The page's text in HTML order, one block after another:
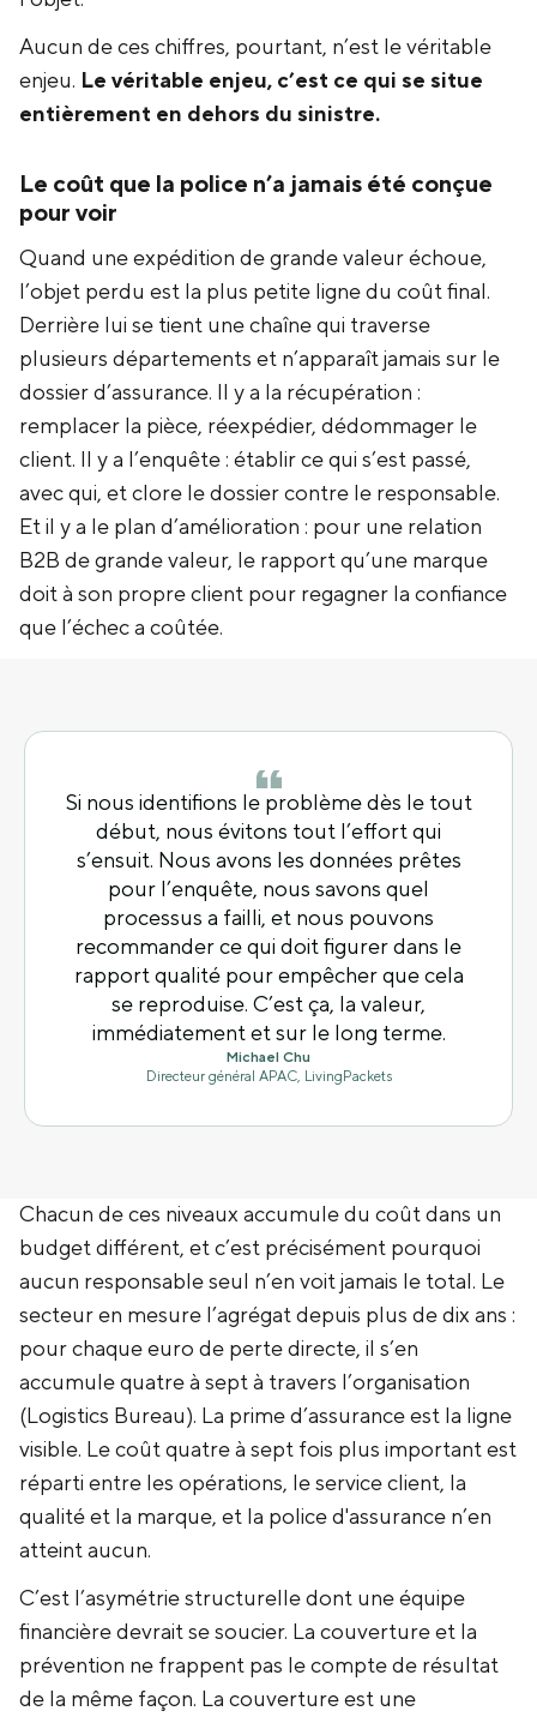
Aucun de ces chiffres, pourtant, n’est le véritable
enjeu. Le véritable enjeu, c’est ce qui se situe
entièrement en dehors du sinistre.
Le coût que la police n’a jamais été conçue
pour voir
Quand une expédition de grande valeur échoue,
l’objet perdu est la plus petite ligne du coût final.
Derrière lui se tient une chaîne qui traverse
plusieurs départements et n’apparaît jamais sur le
dossier d’assurance. Il y a la récupération :
remplacer la pièce, réexpédier, dédommager le
client. Il y a l’enquête : établir ce qui s’est passé,
avec qui, et clore le dossier contre le responsable.
Et il y a le plan d’amélioration : pour une relation
B2B de grande valeur, le rapport qu’une marque
doit à son propre client pour regagner la confiance
que l’échec a coûtée.
Si nous identifions le problème dès le tout
début, nous évitons tout l’effort qui
s’ensuit. Nous avons les données prêtes
pour l’enquête, nous savons quel
processus a failli, et nous pouvons
recommander ce qui doit figurer dans le
rapport qualité pour empêcher que cela
se reproduise. C’est ça, la valeur,
immédiatement et sur le long terme.
Michael Chu
Directeur général APAC, LivingPackets
Chacun de ces niveaux accumule du coût dans un
budget différent, et c’est précisément pourquoi
aucun responsable seul n’en voit jamais le total. Le
secteur en mesure l’agrégat depuis plus de dix ans :
pour chaque euro de perte directe, il s’en
accumule quatre à sept à travers l’organisation
(Logistics Bureau). La prime d’assurance est la ligne
visible. Le coût quatre à sept fois plus important est
réparti entre les opérations, le service client, la
qualité et la marque, et la police d'assurance n’en
atteint aucun.
C’est l’asymétrie structurelle dont une équipe
financière devrait se soucier. La couverture et la
prévention ne frappent pas le compte de résultat
de la même façon. La couverture est une